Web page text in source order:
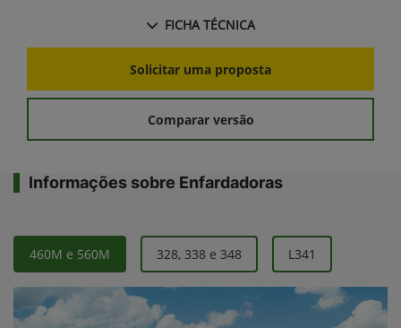
FICHA TÉCNICA
Solicitar uma proposta
Comparar versão
Informações sobre Enfardadoras
460M e 560M 328, 338 e 348 L341